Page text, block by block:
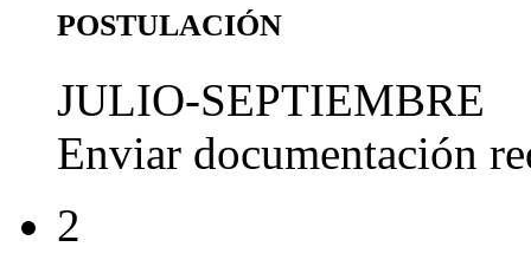
POSTULACIÓN
JULIO-SEPTIEMBRE
Enviar documentación
2